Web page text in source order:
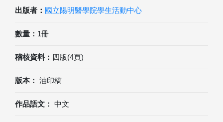
出版者： 國立陽明醫學院學生活動中心
數量： 1冊
稽核資料： 四版(4頁)
版本： 油印稿
作品語文： 中文